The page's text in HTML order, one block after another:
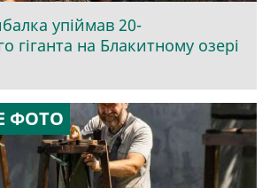
упіймав 20-
гіганта на Блакитному озері
ФОТО